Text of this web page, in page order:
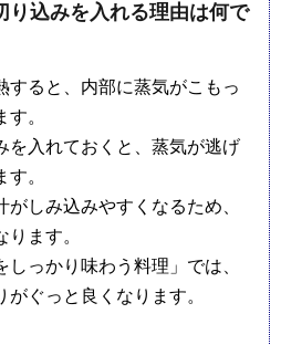
り込みを入れる理由は何で
すると、内部に蒸気がこもっ
。
を入れておくと、蒸気が逃げ
。
がしみ込みやすくなるため、
ます。
っかり味わう料理」では、
ぐっと良くなります。